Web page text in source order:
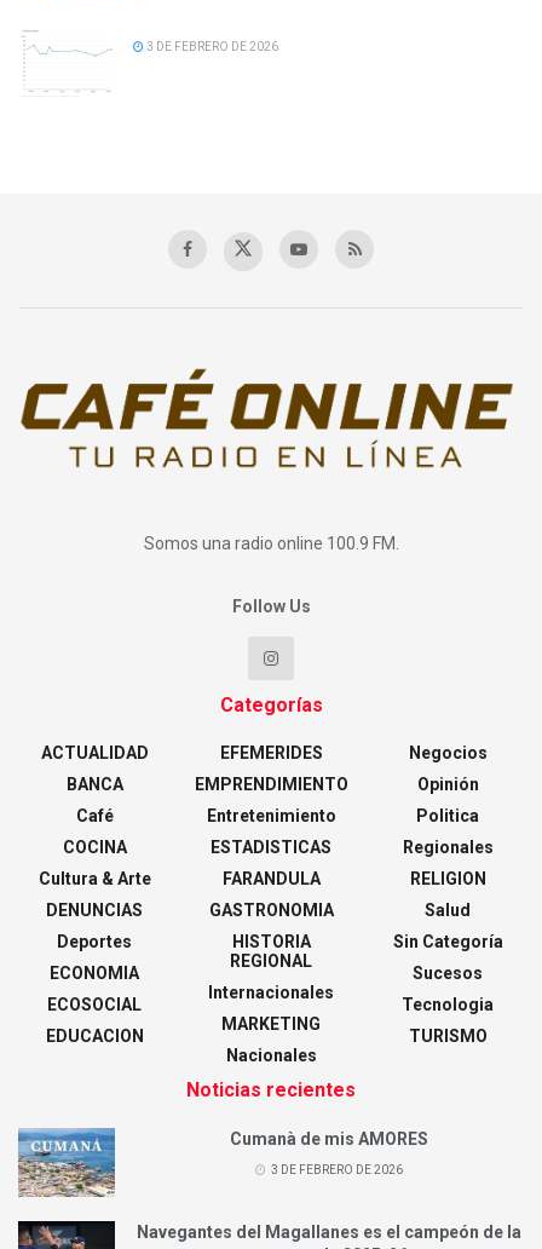
3 DE FEBRERO DE 2026
Somos una radio online 100.9 FM.
Follow Us
Categorías
ACTUALIDAD
BANCA
Café
COCINA
Cultura & Arte
DENUNCIAS
Deportes
ECONOMIA
ECOSOCIAL
EDUCACION
EFEMERIDES
EMPRENDIMIENTO
Entretenimiento
ESTADISTICAS
FARANDULA
GASTRONOMIA
HISTORIA
REGIONAL
Internacionales
MARKETING
Nacionales
Negocios
Opinión
Politica
Regionales
RELIGION
Salud
Sin Categoría
Sucesos
Tecnologia
TURISMO
Noticias recientes
Cumanà de mis AMORES
3 DE FEBRERO DE 2026
Navegantes del Magallanes es el campeón de la